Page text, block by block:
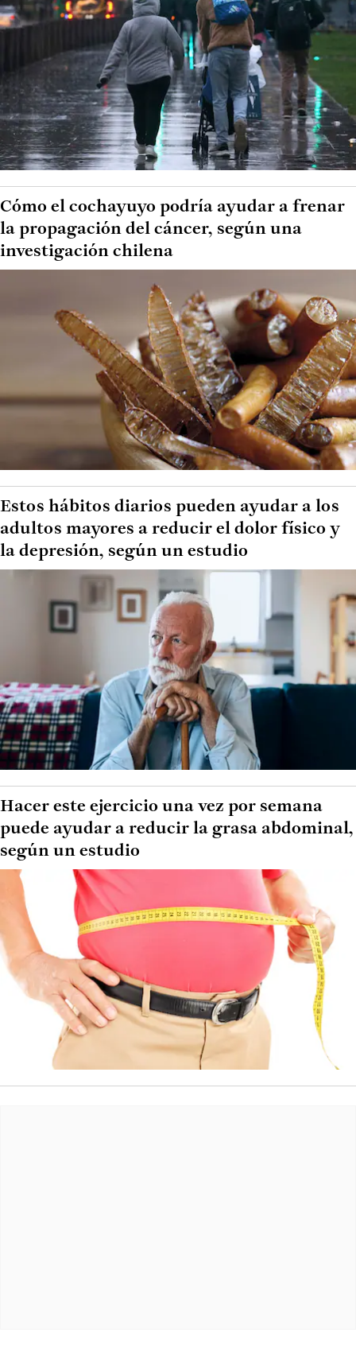
Cómo el cochayuyo podría ayudar a frenar
la propagación del cáncer, según una
investigación chilena
Estos hábitos diarios pueden ayudar a los
adultos mayores a reducir el dolor físico y
la depresión, según un estudio
Hacer este ejercicio una vez por semana
puede ayudar a reducir la grasa abdominal,
según un estudio